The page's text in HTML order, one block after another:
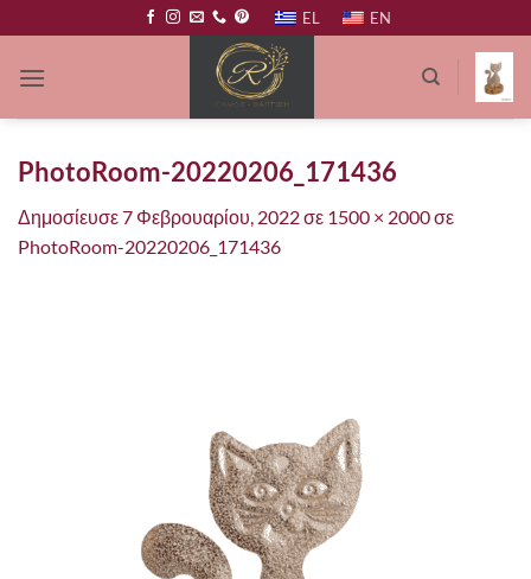
στο
περιεχόμενο
EL EN
PhotoRoom-20220206_171436
Δημοσίευσε7 Φεβρουαρίου, 2022σε 1500 × 2000σε
PhotoRoom-20220206_171436